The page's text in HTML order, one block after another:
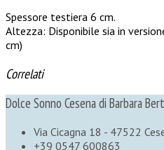
Spessore testiera 6 cm.
Altezza: Disponibile sia in
cm)
Correlati
Dolce Sonno Cesena di Barbara
Via Cicagna 18 - 47522
+39 0547 600863